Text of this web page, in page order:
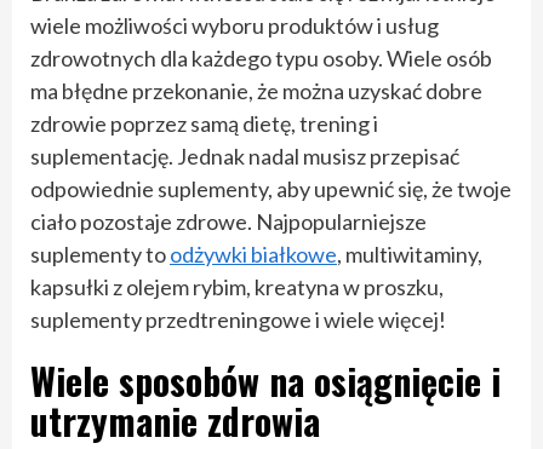
wiele możliwości wyboru produktów i usług
zdrowotnych dla każdego typu osoby. Wiele osób
ma błędne przekonanie, że można uzyskać dobre
zdrowie poprzez samą dietę, trening i
suplementację. Jednak nadal musisz przepisać
odpowiednie suplementy, aby upewnić się, że twoje
ciało pozostaje zdrowe. Najpopularniejsze
suplementy toodżywki białkowe, multiwitaminy,
kapsułki z olejem rybim, kreatyna w proszku,
suplementy przedtreningowe i wiele więcej!
Wiele sposobów na osiągnięcie i
utrzymanie zdrowia